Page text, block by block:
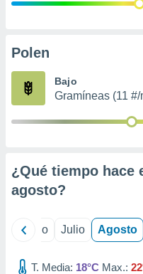
e
publicidad
Polen
Bajo
Gramíneas (11 #/
¿Qué tiempo hace
agosto?
Junio Julio Agosto
T. Media: 18°C Max.: